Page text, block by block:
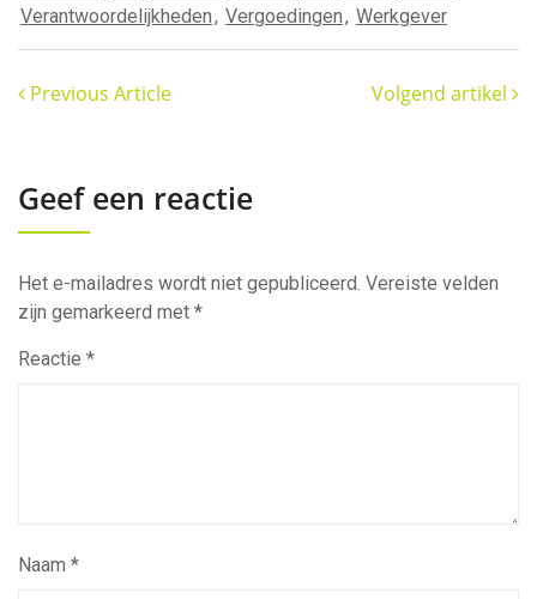
Verantwoordelijkheden, Vergoedingen, Werkgever
Previous Article Volgend artikel
Geef een reactie
Het e-mailadres wordt niet gepubliceerd. Vereiste velden
zijn gemarkeerd met *
Reactie *
Naam *